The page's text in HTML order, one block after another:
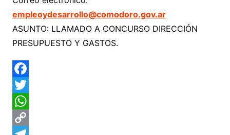
empleoydesarrollo@comodoro.gov.ar
ASUNTO: LLAMADO A CONCURSO DIRECCIÓN
PRESUPUESTO Y GASTOS.
F
a
c
T
w
W